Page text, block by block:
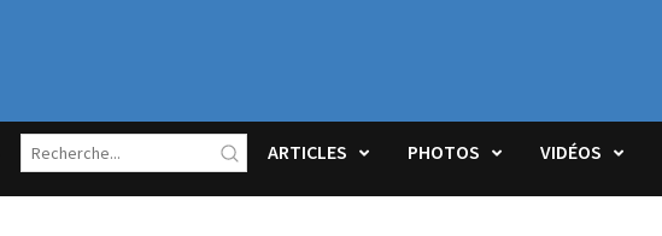
ARTICLES PHOTOS VIDÉOS